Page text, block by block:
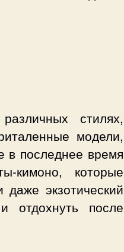
стилях,
модели,
в последнее время
кимоно, которые
даже экзотический
отдохнуть после